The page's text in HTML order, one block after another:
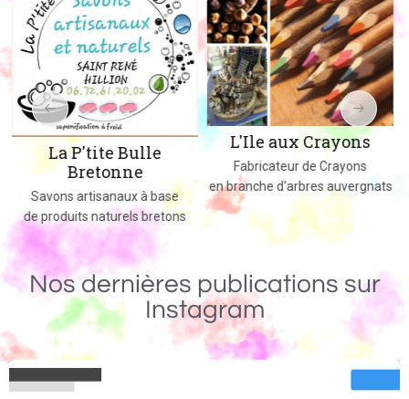
L'Ile aux Crayons
Fabricateur de Crayons
en branche d'arbres auvergnats
Un Monde de Bois
Des jeux, jouets et objets en bois
massif fabriqués dans le 02
Nos dernières publications sur
Instagram